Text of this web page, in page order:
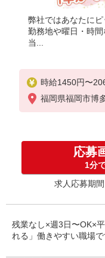
弊社ではあなたに
勤務地や曜日・時
当...
時給1450円〜
全支給(ガソリン
福岡県福岡市博
応募
1分
求人応募期
残業なし×週3日〜OK×
れる」働きやすい職場